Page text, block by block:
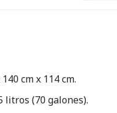
cm x 114 cm.
litros (70 galones).